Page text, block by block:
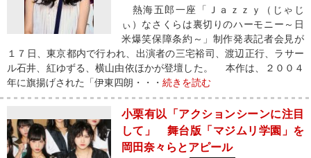
熱海五郎一座「Ｊａｚｚｙ（じゃじ
ぃ）なさくらは裏切りのハーモニー～日
米爆笑保障条約～」制作発表記者会見が
１７日、東京都内で行われ、出演者の三宅裕司、渡辺正行、ラサー
ル石井、紅ゆずる、横山由依ほかが登壇した。 本作は、２００４
年に旗揚げされた「伊東四朗・・・ 続きを読む
小栗有以「アクションシーンに注目
して」 舞台版「マジムリ学園」を
岡田奈々らとアピール